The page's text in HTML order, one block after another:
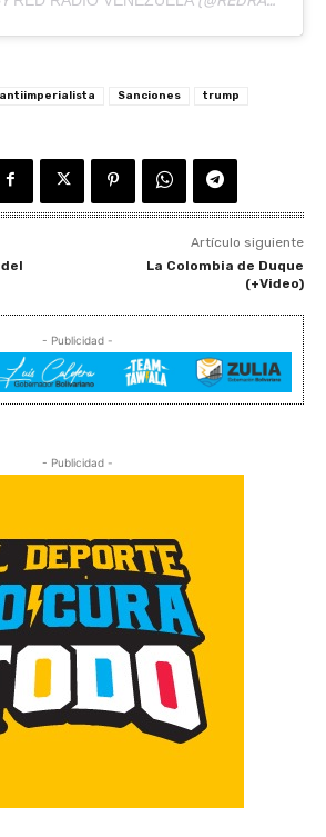
Sanciones trump
Artículo siguiente
La Colombia de Duque
(+Video)
- Publicidad -
- Publicidad -